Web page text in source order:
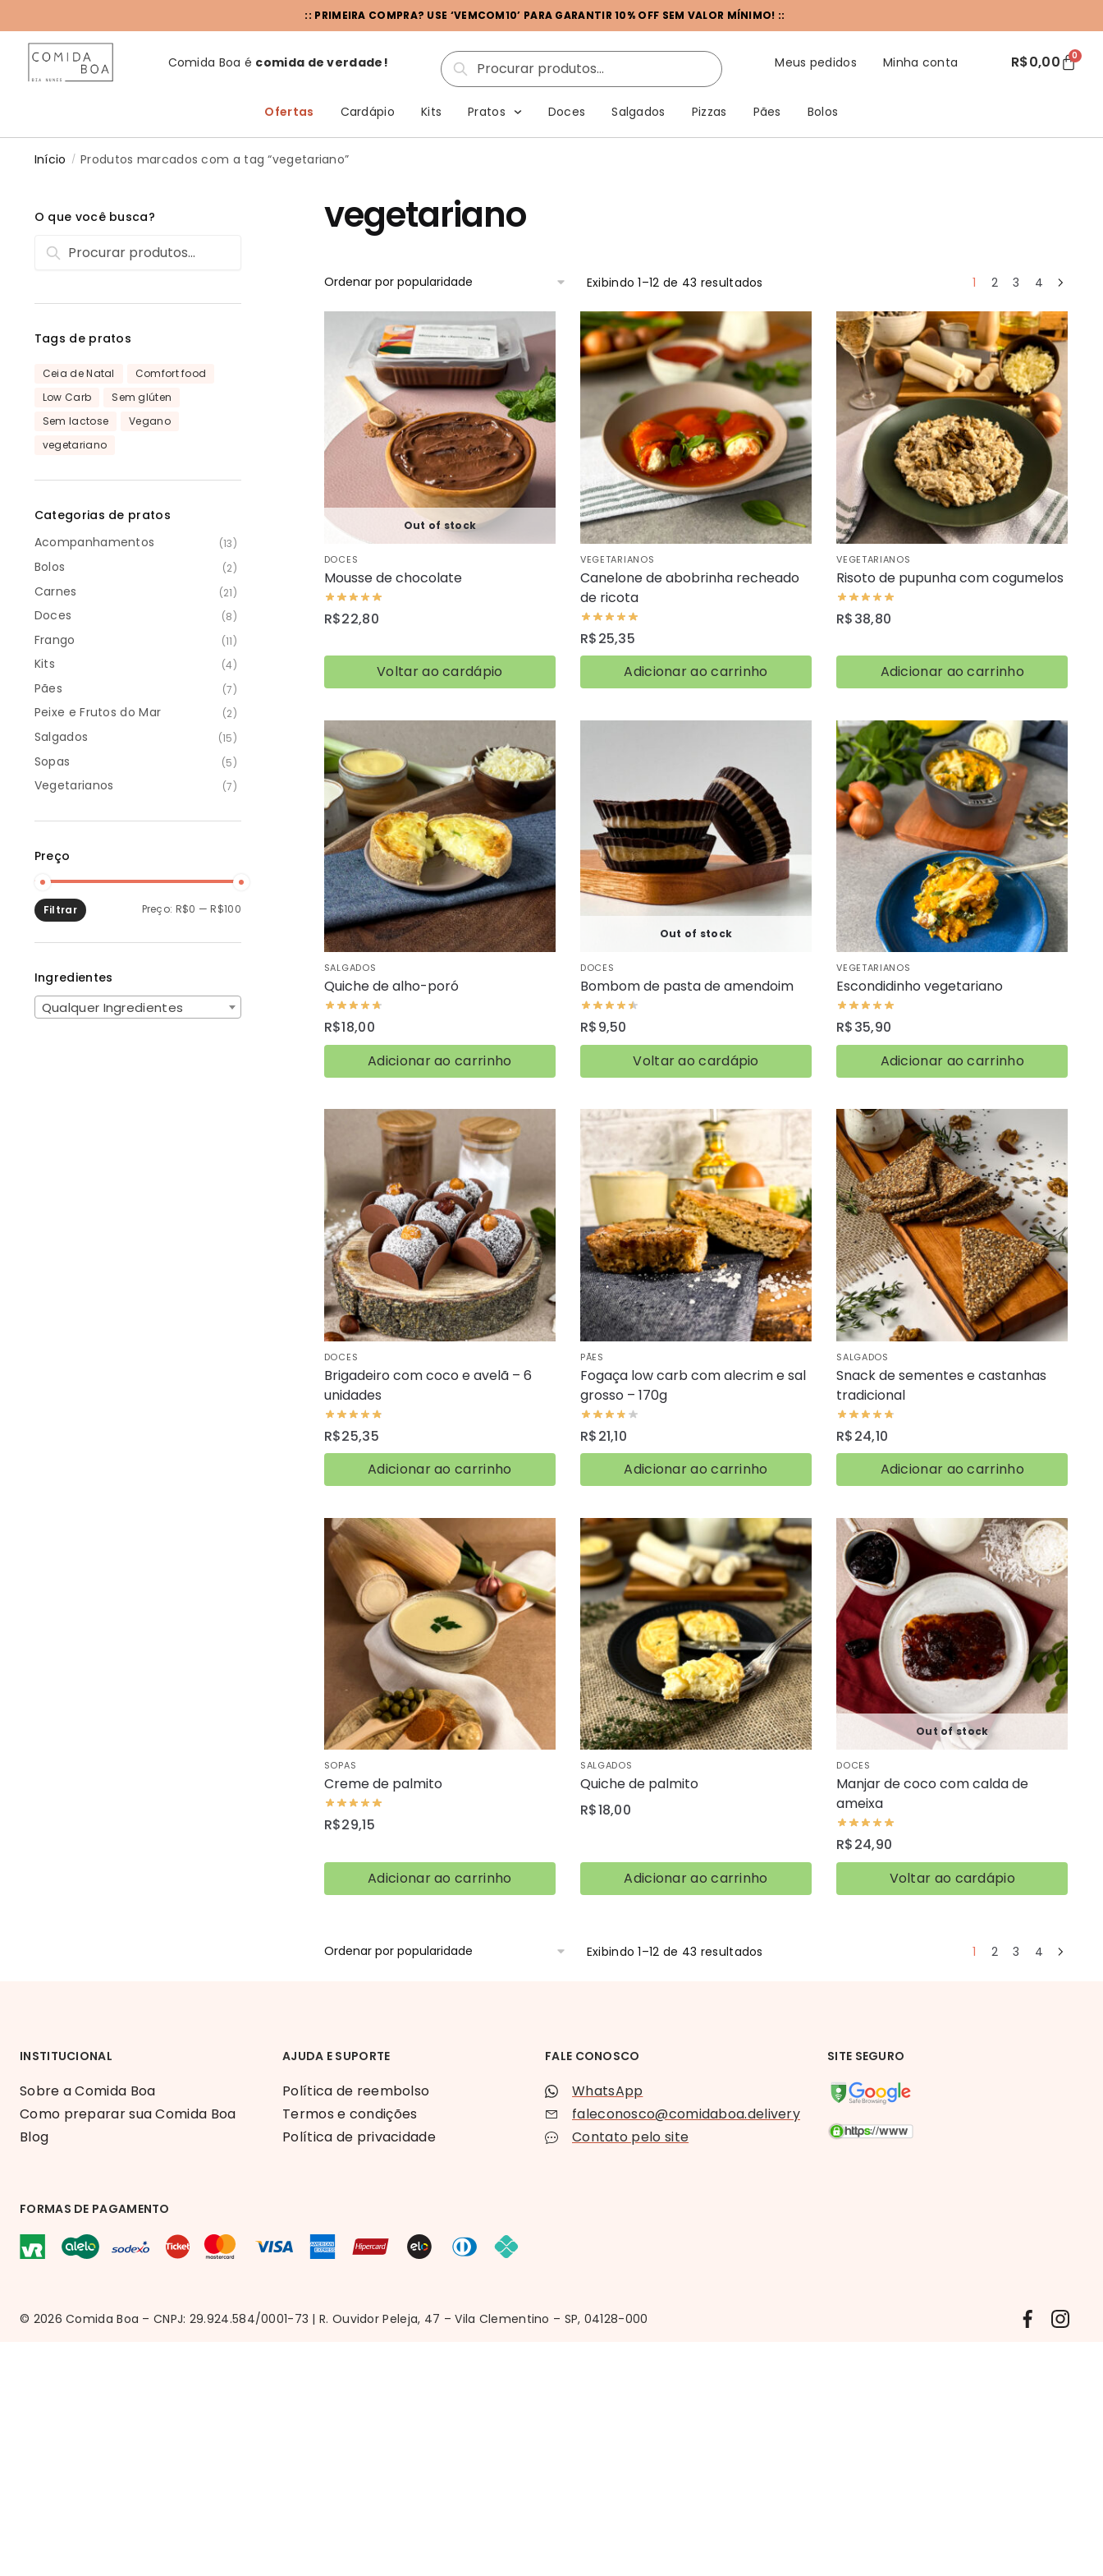
:: PRIMEIRA COMPRA? USE ‘VEMCOM10’ PARA GARANTIR 10% OFF SEM VALOR MÍNIMO! ::
Comida Boa é comida de verdade! Pesquisar Meus pedidos Minha conta R$0,00 0
Ofertas Cardápio Kits Pratos Doces Salgados Pizzas Pães Bolos
Início / Produtos marcados com a tag “vegetariano”
vegetariano
Exibindo 1–12 de 43 resultados 1 2 3 4
Out of stock
DOCES
Mousse de chocolate
R$22,80
Voltar ao cardápio
VEGETARIANOS
Canelone de abobrinha recheado
de ricota
R$25,35
Adicionar ao carrinho
VEGETARIANOS
Risoto de pupunha com cogumelos
R$38,80
Adicionar ao carrinho
SALGADOS
Quiche de alho-poró
R$18,00
Adicionar ao carrinho
Out of stock
DOCES
Bombom de pasta de amendoim
R$9,50
Voltar ao cardápio
VEGETARIANOS
Escondidinho vegetariano
R$35,90
Adicionar ao carrinho
DOCES
Brigadeiro com coco e avelã – 6
unidades
R$25,35
Adicionar ao carrinho
PÃES
Fogaça low carb com alecrim e sal
grosso – 170g
R$21,10
Adicionar ao carrinho
SALGADOS
Snack de sementes e castanhas
tradicional
R$24,10
Adicionar ao carrinho
SOPAS
Creme de palmito
R$29,15
Adicionar ao carrinho
SALGADOS
Quiche de palmito
R$18,00
Adicionar ao carrinho
Out of stock
DOCES
Manjar de coco com calda de
ameixa
R$24,90
Voltar ao cardápio
Exibindo 1–12 de 43 resultados 1 2 3 4
O que você busca?
Pesquisar
Tags de pratos
Ceia de Natal
Comfort food
Low Carb
Sem glúten
Sem lactose
Vegano
vegetariano
Categorias de pratos
Acompanhamentos
(13)
Bolos (2)
Carnes (21)
Doces (8)
Frango (11)
Kits (4)
Pães (7)
Peixe e Frutos do Mar (2)
Salgados (15)
Sopas (5)
Vegetarianos (7)
Preço
Filtrar Preço: R$0 —R$100
Ingredientes
Qualquer Ingredientes
INSTITUCIONAL
Sobre a Comida Boa
Como preparar sua Comida Boa
Blog
AJUDA E SUPORTE
Política de reembolso
Termos e condições
Política de privacidade
FALE CONOSCO
WhatsApp
faleconosco@comidaboa.delivery
Contato pelo site
SITE SEGURO
FORMAS DE PAGAMENTO
© 2026 Comida Boa – CNPJ: 29.924.584/0001-73 | R. Ouvidor Peleja, 47 – Vila Clementino – SP, 04128-000